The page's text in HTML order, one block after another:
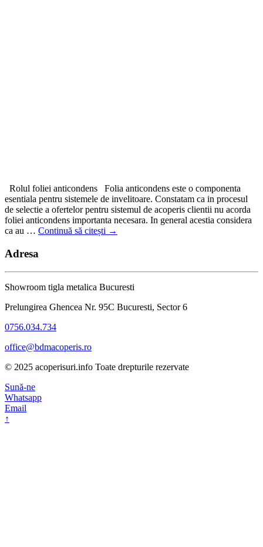
Rolul foliei anticondens Folia anticondens este o componenta
esentiala pentru sistemele de invelitoare. Constatam ca in procesul
de selectie a ofertelor pentru sistemul de acoperis clientii nu acorda
foliei anticondens importanta necesara. In general acestia considera
ca au … Continuă să citești →
Adresa
Showroom tigla metalica Bucuresti
Prelungirea Ghencea Nr. 95C Bucuresti, Sector 6
0756.034.734
office@bdmacoperis.ro
© 2025 acoperisuri.info Toate drepturile rezervate
Sună-ne
Whatsapp
Email
↑